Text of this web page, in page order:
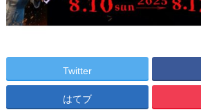
Twitter
はてブ